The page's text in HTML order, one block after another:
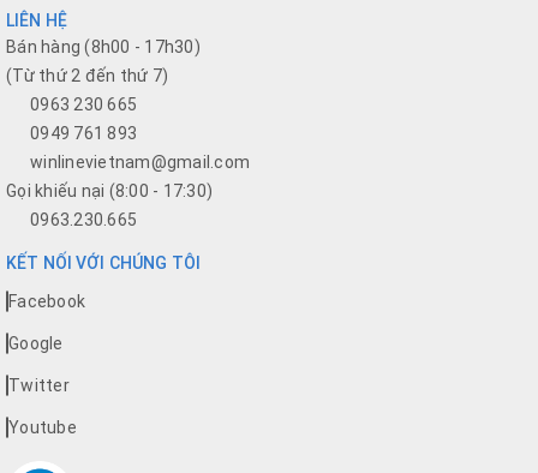
LIÊN HỆ
Bán hàng (8h00 - 17h30)
(Từ thứ 2 đến thứ 7)
0963 230 665
0949 761 893
winlinevietnam@gmail.com
Gọi khiếu nại (8:00 - 17:30)
0963.230.665
KẾT NỐI VỚI CHÚNG TÔI
Facebook
Google
Twitter
Youtube